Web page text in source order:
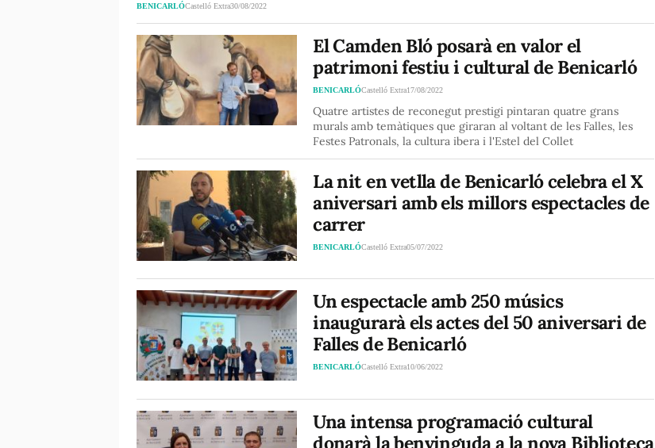
BENICARLÓCastelló Extra30/08/2022
El Camden Bló posarà en valor el
patrimoni festiu i cultural de Benicarló
BENICARLÓCastelló Extra17/08/2022
Quatre artistes de reconegut prestigi pintaran quatre grans
murals amb temàtiques que giraran al voltant de les Falles, les
Festes Patronals, la cultura ibera i l'Estel del Collet
La nit en vetlla de Benicarló celebra el X
aniversari amb els millors espectacles de
carrer
BENICARLÓCastelló Extra05/07/2022
Un espectacle amb 250 músics
inaugurarà els actes del 50 aniversari de
Falles de Benicarló
BENICARLÓCastelló Extra10/06/2022
Una intensa programació cultural
donarà la benvinguda a la nova Biblioteca